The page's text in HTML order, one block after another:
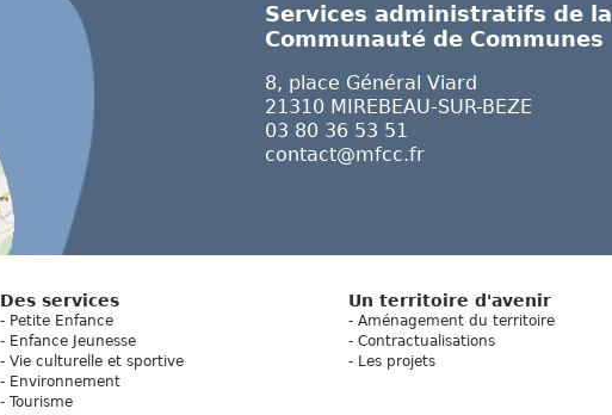
Services administratifs de la
Communauté de Communes
8, place Général Viard
21310 MIREBEAU-SUR-BEZE
03 80 36 53 51
contact@mfcc.fr
Des services
Petite Enfance
Enfance Jeunesse
Vie culturelle et sportive
Environnement
Tourisme
Un territoire d'avenir
Aménagement du territoire
Contractualisations
Les projets